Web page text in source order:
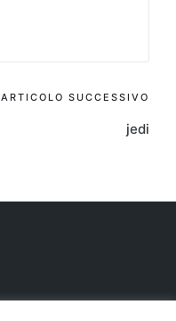
ARTICOLO SUCCESSIVO
jedi